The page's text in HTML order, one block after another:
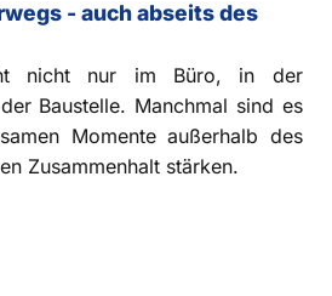
- auch abseits des
nicht nur im Büro, in der
Baustelle. Manchmal sind es
Momente außerhalb des
Zusammenhalt stärken.